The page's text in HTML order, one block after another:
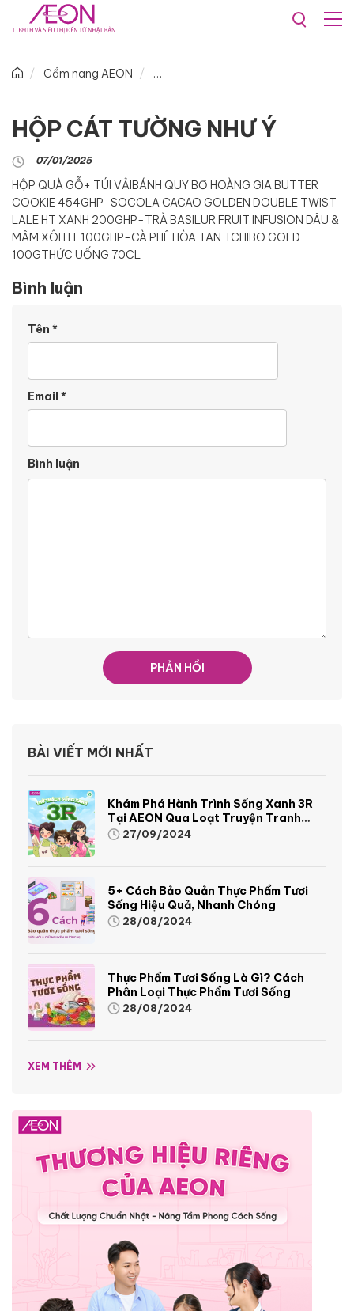
Cẩm nang AEON
HỘP CÁT TƯỜNG NHƯ Ý
07/01/2025
HỘP QUÀ GỖ+ TÚI VẢIBÁNH QUY BƠ HOÀNG GIA BUTTER
COOKIE 454GHP-SOCOLA CACAO GOLDEN DOUBLE TWIST
LALE HT XANH 200GHP-TRÀ BASILUR FRUIT INFUSION DÂU &
MÂM XÔI HT 100GHP-CÀ PHÊ HÒA TAN TCHIBO GOLD
100GTHỨC UỐNG 70CL
Bình luận
Tên *
Email*
Bình luận
BÀI VIẾT MỚI NHẤT
Khám Phá Hành Trình Sống Xanh 3R
Tại AEON Qua Loạt Truyện Tranh
Sinh Động Và Thú Vị
27/09/2024
5+ Cách Bảo Quản Thực Phẩm Tươi
Sống Hiệu Quả, Nhanh Chóng
28/08/2024
Thực Phẩm Tươi Sống Là Gì? Cách
Phân Loại Thực Phẩm Tươi Sống
28/08/2024
XEM THÊM